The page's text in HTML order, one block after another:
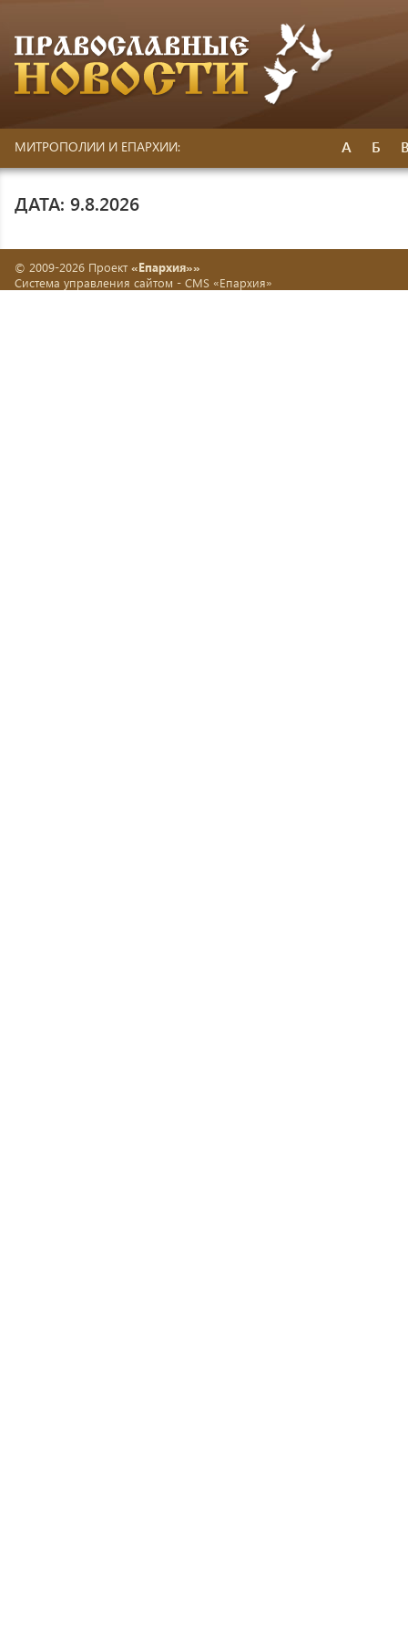
МИТРОПОЛИИ И ЕПАРХИИ: А Б
ДАТА: 9.8.2026
© 2009-2026 Проект «Епархия»»
Система управления сайтом - CMS «Епархия»